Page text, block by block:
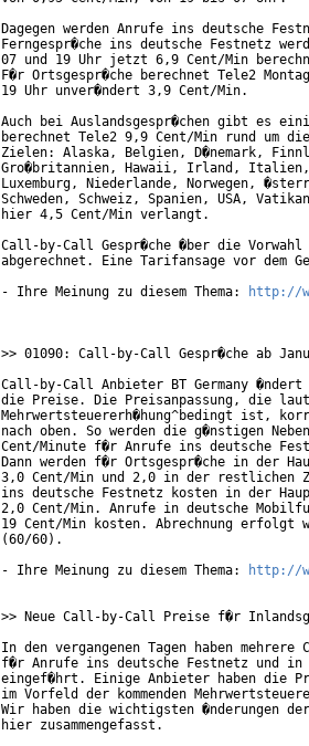
Dagegen werden Anrufe ins deutsche
Ferngespr�che ins deutsche Festnetz
07 und 19 Uhr jetzt 6,9 Cent/Min
F�r Ortsgespr�che berechnet Tele2
19 Uhr unver�ndert 3,9 Cent/Min.
Auch bei Auslandsgespr�chen gibt es
berechnet Tele2 9,9 Cent/Min rund um
Zielen: Alaska, Belgien, D�nemark,
Gro�britannien, Hawaii, Irland, Italien,
Luxemburg, Niederlande, Norwegen,
Schweden, Schweiz, Spanien, USA,
hier 4,5 Cent/Min verlangt.
Call-by-Call Gespr�che �ber die Vorwahl
abgerechnet. Eine Tarifansage vor dem
- Ihre Meinung zu diesem Thema:
http://
>> 01090: Call-by-Call Gespr�che ab
Call-by-Call Anbieter BT Germany �ndert
die Preise. Die Preisanpassung, die
Mehrwertsteuererh�hung^bedingt ist,
nach oben. So werden die g�nstigen
Cent/Minute f�r Anrufe ins deutsche
Dann werden f�r Ortsgespr�che in der
3,0 Cent/Min und 2,0 in der restlichen
ins deutsche Festnetz kosten in der
2,0 Cent/Min. Anrufe in deutsche
19 Cent/Min kosten. Abrechnung erfolgt
(60/60).
- Ihre Meinung zu diesem Thema:
http://
>> Neue Call-by-Call Preise f�r
In den vergangenen Tagen haben
f�r Anrufe ins deutsche Festnetz und in
eingef�hrt. Einige Anbieter haben die
im Vorfeld der kommenden
Wir haben die wichtigsten �nderungen
hier zusammengefasst.